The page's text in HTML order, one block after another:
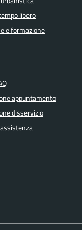
libero
e formazione
appuntamento
disservizio